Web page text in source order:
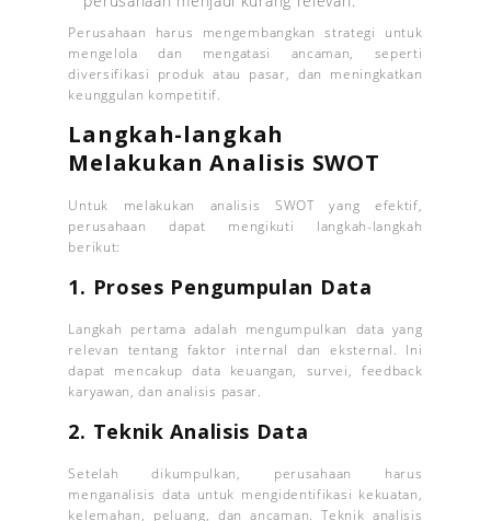
Perusahaan harus mengembangkan strategi untuk
mengelola dan mengatasi ancaman, seperti
diversifikasi produk atau pasar, dan meningkatkan
keunggulan kompetitif.
Langkah-langkah
Melakukan Analisis SWOT
Untuk melakukan analisis SWOT yang efektif,
perusahaan dapat mengikuti langkah-langkah
berikut:
1. Proses Pengumpulan Data
Langkah pertama adalah mengumpulkan data yang
relevan tentang faktor internal dan eksternal. Ini
dapat mencakup data keuangan, survei, feedback
karyawan, dan analisis pasar.
2. Teknik Analisis Data
Setelah dikumpulkan, perusahaan harus
menganalisis data untuk mengidentifikasi kekuatan,
kelemahan, peluang, dan ancaman. Teknik analisis